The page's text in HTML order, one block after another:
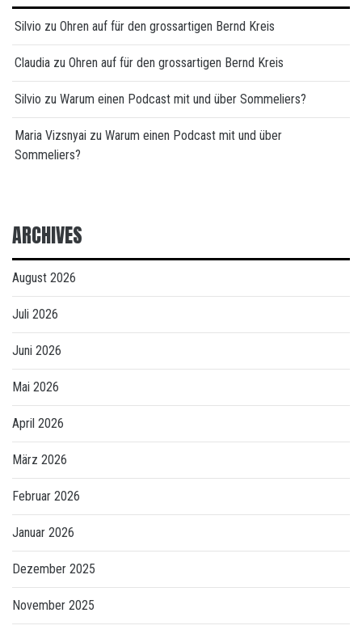
Silvio zu Ohren auf für den grossartigen Bernd Kreis
Claudia zu Ohren auf für den grossartigen Bernd Kreis
Silvio zu Warum einen Podcast mit und über Sommeliers?
Maria Vizsnyai zu Warum einen Podcast mit und über
Sommeliers?
ARCHIVES
August 2026
Juli 2026
Juni 2026
Mai 2026
April 2026
März 2026
Februar 2026
Januar 2026
Dezember 2025
November 2025